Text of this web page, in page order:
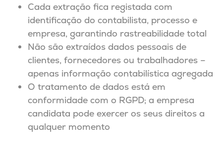
Cada extração fica registada com
identificação do contabilista, processo e
empresa, garantindo rastreabilidade total
Não são extraídos dados pessoais de
clientes, fornecedores ou trabalhadores –
apenas informação contabilística agregada
O tratamento de dados está em
conformidade com o RGPD; a empresa
candidata pode exercer os seus direitos a
qualquer momento